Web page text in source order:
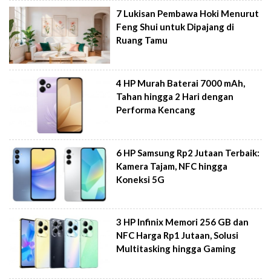
7 Lukisan Pembawa Hoki Menurut
Feng Shui untuk Dipajang di
Ruang Tamu
4 HP Murah Baterai 7000 mAh,
Tahan hingga 2 Hari dengan
Performa Kencang
6 HP Samsung Rp2 Jutaan Terbaik:
Kamera Tajam, NFC hingga
Koneksi 5G
3 HP Infinix Memori 256 GB dan
NFC Harga Rp1 Jutaan, Solusi
Multitasking hingga Gaming